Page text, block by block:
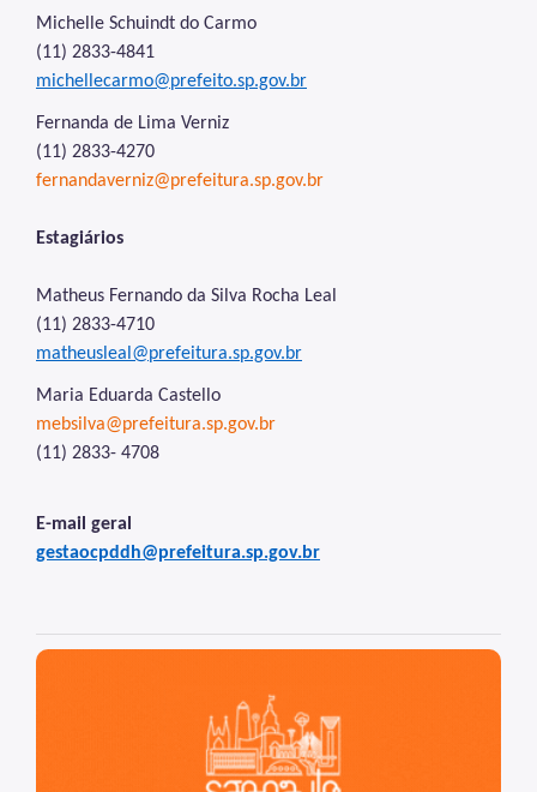
Fundo Municipal do Idoso - FMID
Fundo Municipal dos Direitos da Criança e do
Adolescente - FUMCAD
Imprensa
Painel da Rede de Direitos Humanos
Sobre Direitos Humanos
Legislação
Links Úteis
Michelle Schuindt do Carmo
(11) 2833-4841
michellecarmo@prefeito.sp.gov.br
Fernanda de Lima Verniz
(11) 2833-4270
fernandaverniz@prefeitura.sp.gov.br
Estagiários
Matheus Fernando da Silva Rocha Leal
(11) 2833-4710
matheusleal@prefeitura.sp.gov.br
Maria Eduarda Castello
mebsilva@prefeitura.sp.gov.br
(11) 2833- 4708
E-mail geral
gestaocpddh@prefeitura.sp.gov.br
São Paulo, cidade inteligente, resiliente e sustentável